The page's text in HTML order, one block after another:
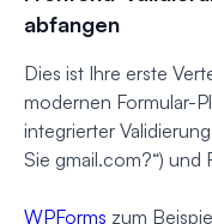
abfangen
Dies ist Ihre erste
modernen Formular-
integrierter
Sie gmail.com?“) und
WPForms zum